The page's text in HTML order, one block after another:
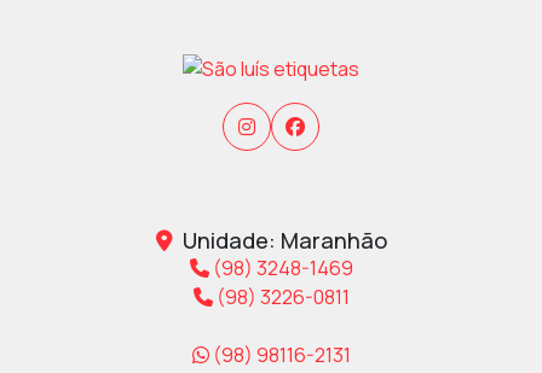
Unidade: Maranhão
(98) 3248-1469
(98) 3226-0811
(98) 98116-2131